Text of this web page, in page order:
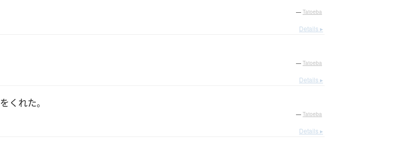
— Tatoeba
Details ▸
— Tatoeba
Details ▸
を くれた。
— Tatoeba
Details ▸